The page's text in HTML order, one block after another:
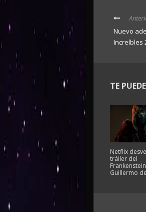
Nuevo
Increíbles
TE
Netflix
tráiler del
Guillermo